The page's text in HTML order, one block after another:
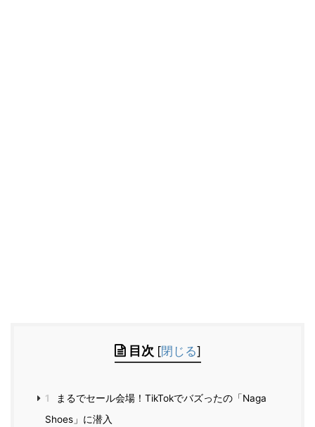
目次 [閉じる]
1
まるでセール会場！TikTokでバズったの「Naga
Shoes」に潜入